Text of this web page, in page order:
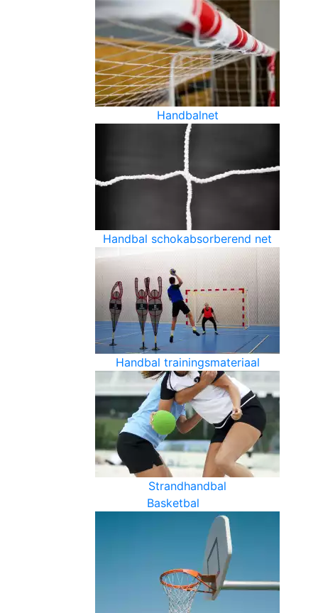
Handbalnet
Handbal schokabsorberend net
Handbal trainingsmateriaal
Strandhandbal
Basketbal